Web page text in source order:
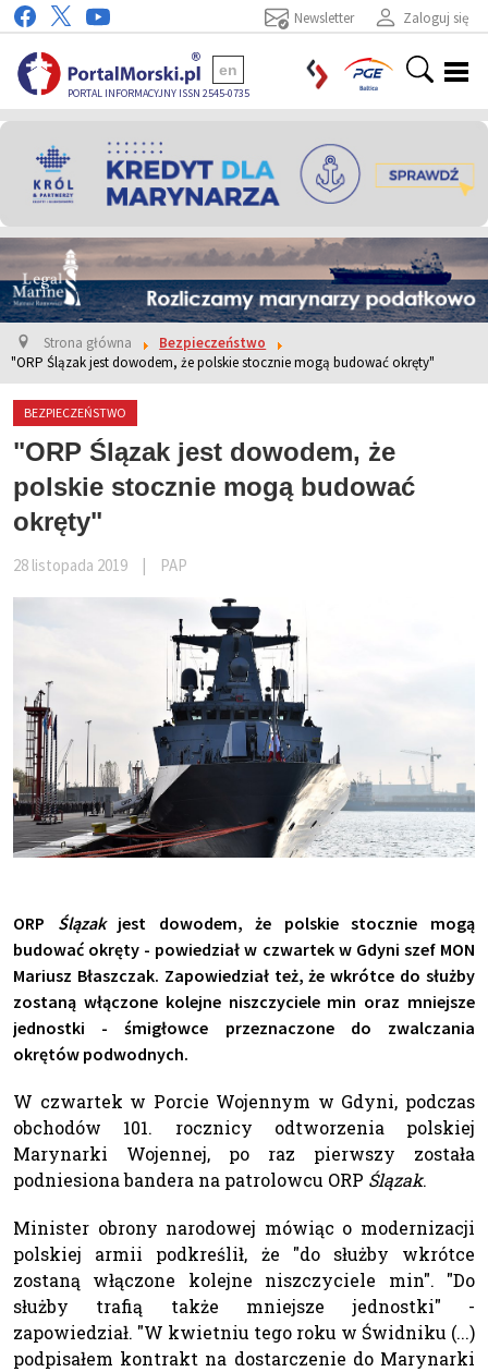
Zaloguj się
Newsletter
PORTAL INFORMACYJNY ISSN 2545-0735
en
Strona główna
Bezpieczeństwo
"ORP Ślązak jest dowodem, że polskie stocznie mogą budować okręty"
BEZPIECZEŃSTWO
"ORP Ślązak jest dowodem, że
polskie stocznie mogą budować
okręty"
28 listopada 2019 PAP
ORP Ślązakjest dowodem, że polskie stocznie mogą
budować okręty - powiedział w czwartek w Gdyni szef MON
Mariusz Błaszczak. Zapowiedział też, że wkrótce do służby
zostaną włączone kolejne niszczyciele min oraz mniejsze
jednostki - śmigłowce przeznaczone do zwalczania
okrętów podwodnych.
W czwartek w Porcie Wojennym w Gdyni, podczas
obchodów 101. rocznicy odtworzenia polskiej
Marynarki Wojennej, po raz pierwszy została
podniesiona bandera na patrolowcu ORP Ślązak.
Minister obrony narodowej mówiąc o modernizacji
polskiej armii podkreślił, że "do służby wkrótce
zostaną włączone kolejne niszczyciele min". "Do
służby trafią także mniejsze jednostki" -
zapowiedział. "W kwietniu tego roku w Świdniku (...)
podpisałem kontrakt na dostarczenie do Marynarki